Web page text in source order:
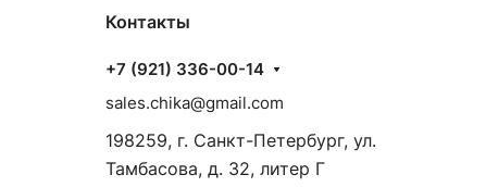
Контакты
+7 (921) 336-00-14
sales.chika@gmail.com
198259, г. Санкт-Петербург, ул.
Тамбасова, д. 32, литер Г